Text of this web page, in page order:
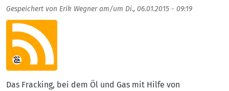
Gespeichert von Erik Wegneram/um Di., 06.01.2015 - 09:19
Aufmacherbild
Das Fracking, bei dem Öl und Gas mit Hilfe von